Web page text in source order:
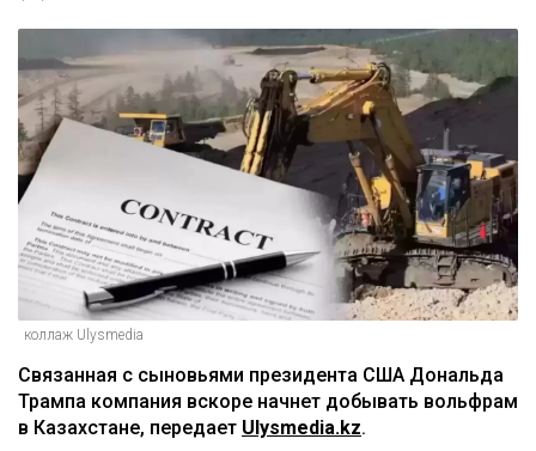
коллаж Ulysmedia
Связанная с сыновьями президента США Дональда
Трампа компания вскоре начнет добывать вольфрам
в Казахстане, передает Ulysmedia.kz.